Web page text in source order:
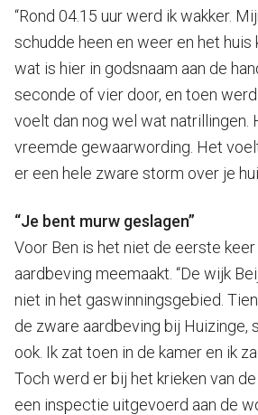
“Rond 04.15 uur werd ik wakker.
schudde heen en weer en het huis
wat is hier in godsnaam aan de
seconde of vier door, en toen
voelt dan nog wel wat natrillingen.
vreemde gewaarwording. Het
er een hele zware storm over je
“Je bent murw geslagen”
Voor Ben is het niet de eerste
aardbeving meemaakt. “De wijk
niet in het gaswinningsgebied.
de zware aardbeving bij Huizinge,
ook. Ik zat toen in de kamer en ik
Toch werd er bij het krieken van
een inspectie uitgevoerd aan de